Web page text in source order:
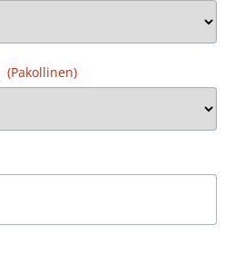
(Pakollinen)